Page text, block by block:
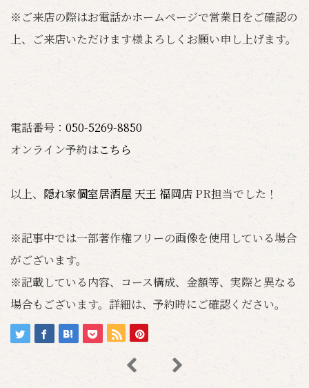
※ご来店の際はお電話かホームページで営業日をご確認の
上、ご来店いただけます様よろしくお願い申し上げます。
電話番号： 050-5269-8850
オンライン予約はこちら
以上、 隠れ家個室居酒屋 天王 福岡店 PR担当でした！
※記事中では一部著作権フリーの画像を使用している場合
がございます。
※記載している内容、コース構成、金額等、実際と異なる
場合もございます。詳細は、予約時にご確認ください。